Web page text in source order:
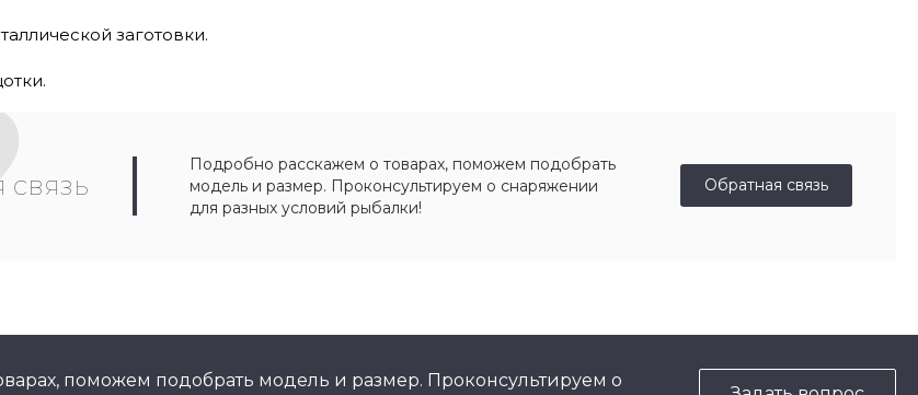
заготовки.
связь
Подробно расскажем о товарах, поможем подобрать
модель и размер. Проконсультируем о снаряжении
для разных условий рыбалки!
Обратная связь
поможем подобрать модель и размер. Проконсультируем о